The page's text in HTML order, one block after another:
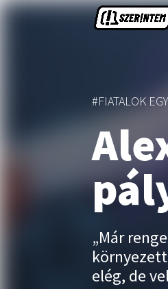
#FIATALOK
„Már
elég, de